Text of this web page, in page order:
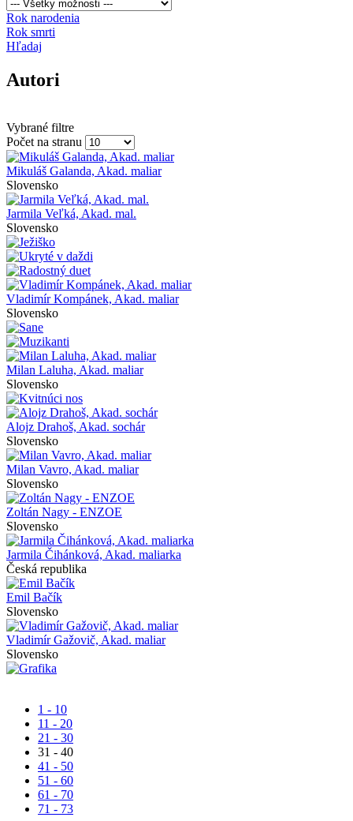
Rok narodenia
Rok smrti
Hľadaj
Autori
Vybrané filtre
Počet na stranu
Mikuláš Galanda, Akad. maliar
Slovensko
Jarmila Veľká, Akad. mal.
Slovensko
Vladimír Kompánek, Akad. maliar
Slovensko
Milan Laluha, Akad. maliar
Slovensko
Alojz Drahoš, Akad. sochár
Slovensko
Milan Vavro, Akad. maliar
Slovensko
Zoltán Nagy - ENZOE
Slovensko
Jarmila Čihánková, Akad. maliarka
Česká republika
Emil Bačík
Slovensko
Vladimír Gažovič, Akad. maliar
Slovensko
1 - 10
11 - 20
21 - 30
31 - 40
41 - 50
51 - 60
61 - 70
71 - 73